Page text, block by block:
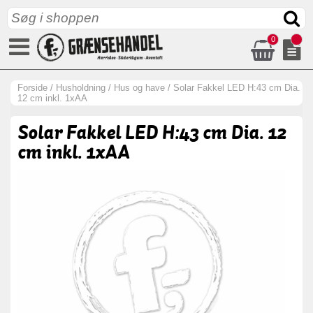
0
Forside / Husholdning / Hus og have / Solar Fakkel LED H:43 cm Dia.
12 cm inkl. 1xAA
Solar Fakkel LED H:43 cm Dia. 12
cm inkl. 1xAA